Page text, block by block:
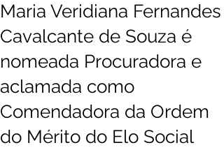
Maria Veridiana Fernandes
Cavalcante de Souza é
nomeada Procuradora e
aclamada como
Comendadora da Ordem
do Mérito do Elo Social